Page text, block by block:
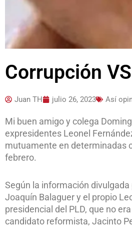
Corrupción
Juan TH julio 26, 2023 Así
Mi buen amigo y colega
expresidentes Leonel
mutuamente en determinadas
febrero.
Según la información
Joaquín Balaguer y el propio
presidencial del PLD, que no
candidato reformista, Jacinto